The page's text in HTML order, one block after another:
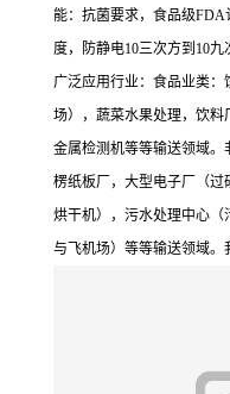
能：抗菌要求，食品级FDA
度，防静电10三次方到10九
广泛应用行业：食品业类
场），蔬菜水果处理，饮
金属检测机等等输送领域
楞纸板厂，大型电子厂（
烘干机），污水处理中心（
与飞机场）等等输送领域。